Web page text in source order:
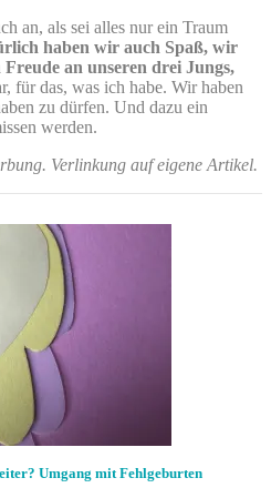
an, als sei alles nur ein Traum
haben wir auch Spaß, wir
an unseren drei Jungs,
für das, was ich habe. Wir haben
zu dürfen. Und dazu ein
werden.
Verlinkung auf eigene Artikel.
Umgang mit Fehlgeburten